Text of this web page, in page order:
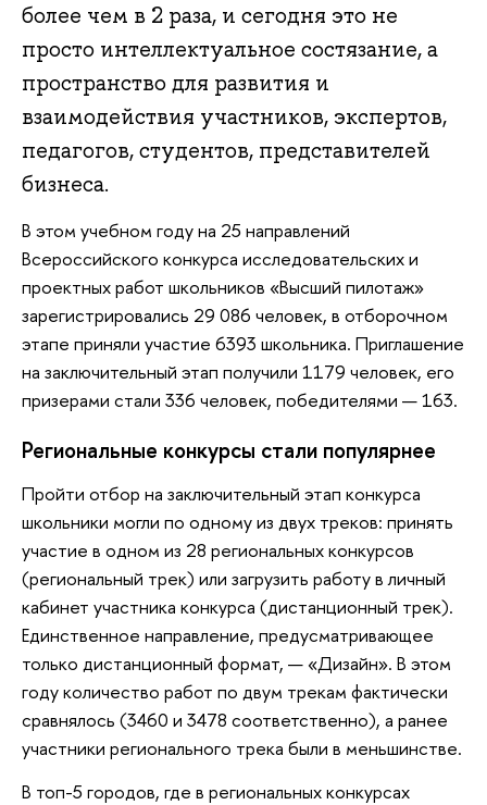
более чем в 2 раза, и сегодня это не
просто интеллектуальное состязание, а
пространство для развития и
взаимодействия участников, экспертов,
педагогов, студентов, представителей
бизнеса.
В этом учебном году на 25 направлений
Всероссийского конкурса исследовательских и
проектных работ школьников «Высший пилотаж»
зарегистрировались 29 086 человек, в отборочном
этапе приняли участие 6393 школьника. Приглашение
на заключительный этап получили 1179 человек, его
призерами стали 336 человек, победителями — 163.
Региональные конкурсы стали популярнее
Пройти отбор на заключительный этап конкурса
школьники могли по одному из двух треков: принять
участие в одном из 28 региональных конкурсов
(региональный трек) или загрузить работу в личный
кабинет участника конкурса (дистанционный трек).
Единственное направление, предусматривающее
только дистанционный формат, — «Дизайн». В этом
году количество работ по двум трекам фактически
сравнялось (3460 и 3478 соответственно), а ранее
участники регионального трека были в меньшинстве.
В топ-5 городов, где в региональных конкурсах